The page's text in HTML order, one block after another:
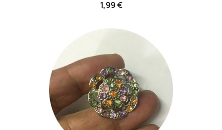
1,99 €